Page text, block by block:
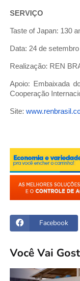
SERVIÇO
Taste of Japan: 130
Data: 24 de
Realização: REN
Apoio: Embaixada
Cooperação
Site:
Facebook
Você Vai